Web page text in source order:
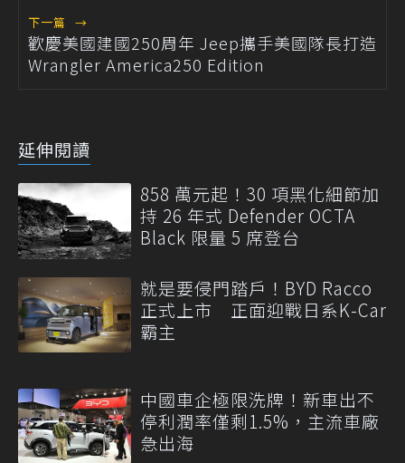
下一篇 →
歡慶美國建國250周年 Jeep攜手美國隊長打造
Wrangler America250 Edition
延伸閱讀
858 萬元起！30 項黑化細節加
持 26 年式 Defender OCTA
Black 限量 5 席登台
就是要侵門踏戶！BYD Racco
正式上市 正面迎戰日系K-Car
霸主
中國車企極限洗牌！新車出不
停利潤率僅剩1.5%，主流車廠
急出海